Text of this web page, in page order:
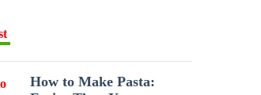
How to Make Pasta: